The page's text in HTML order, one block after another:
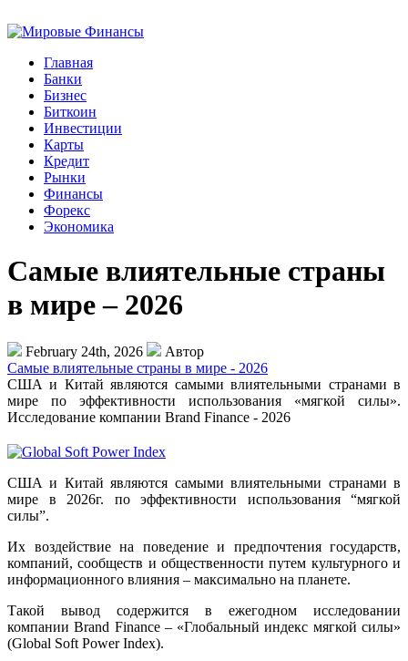
Главная
Банки
Бизнес
Биткоин
Инвестиции
Карты
Кредит
Рынки
Финансы
Форекс
Экономика
Самые влиятельные страны
в мире – 2026
February 24th, 2026
Автор
Самые влиятельные страны в мире - 2026
США и Китай являются самыми влиятельными странами в
мире по эффективности использования «мягкой силы».
Исследование компании Brand Finance - 2026
США и Китай являются самыми влиятельными странами в
мире в 2026г. по эффективности использования “мягкой
силы”.
Их воздействие на поведение и предпочтения государств,
компаний, сообществ и общественности путем культурного и
информационного влияния – максимально на планете.
Такой вывод содержится в ежегодном исследовании
компании Brand Finance – «Глобальный индекс мягкой силы»
(Global Soft Power Index).